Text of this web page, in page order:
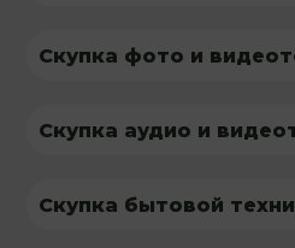
Скупка фото и
Скупка аудио и
Скупка бытовой